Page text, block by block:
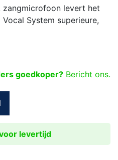
zangmicrofoon levert het
System superieure,
goedkoper? Bericht ons.
levertijd